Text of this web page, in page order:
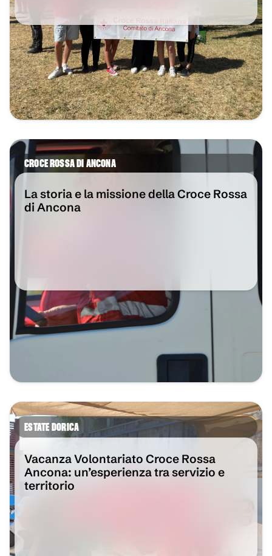
CROCE ROSSA DI ANCONA
La storia e la missione della Croce Rossa
di Ancona
ESTATE DORICA
Vacanza Volontariato Croce Rossa
Ancona: un’esperienza tra servizio e
territorio